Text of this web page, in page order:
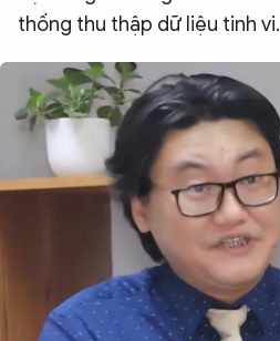
thống thu thập dữ liệu tinh vi.